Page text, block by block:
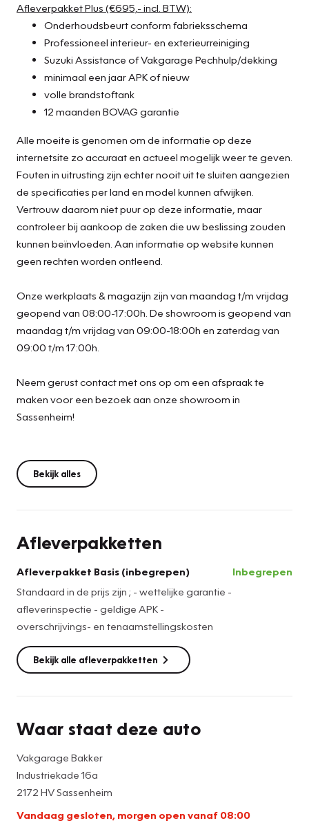
tijdens de rit ook de belangrijkste verkeersborden
aangegeven, die de auto automatisch voor u leest.
Onbedoeld buiten de rijstrook raken wordt voorkomen
door het Lane-keeping systeem. Op een kop-
staartbotsing zit niemand te wachten. Daarom is de
forward collision warning onderweg constant alert en
berekent via een sensor de veilige afstand tot voorliggers.
De veiligheid van deze auto wordt verder verhoogd door
dodehoekdetectie, hill hold functie, brake assist,
vermoeidheidsherkenning en
bandenspanningcontrolesysteem.
Lijkt deze Suzuki u wat? Neem dan nu contact op voor een
afspraak of een proefrit!
gespecialiseerd in de verkoop, onderhoud en reparatie van
nieuwe- en gebruikte auto's. Al méér dan 40 jaar een
begrip voor de regio Duin-en Bollenstreek. Wij zijn
aangesloten als Vakgarage (E-mobility) en als officieel
diensten en onderdelen voor deze merken aan te bieden.
Wij kunnen u een breed scala aan diensten, waaronder het
kopen van voertuigen, het bieden van
vakkundige monteurs zorgen ervoor dat uw auto in
topconditie blijft en bieden persoonlijke aandacht en de
De zekerheden van Auto Bakker:
Afleverpakket Plus (€695,- incl. BTW):
Onderhoudsbeurt conform fabrieksschema
Professioneel interieur- en exterieurreiniging
Suzuki Assistance of Vakgarage Pechhulp/dekking
minimaal een jaar APK of nieuw
volle brandstoftank
12 maanden BOVAG garantie
Alle moeite is genomen om de informatie op deze
internetsite zo accuraat en actueel mogelijk weer te geven.
Fouten in uitrusting zijn echter nooit uit te sluiten aangezien
de specificaties per land en model kunnen afwijken.
Vertrouw daarom niet puur op deze informatie, maar
controleer bij aankoop de zaken die uw beslissing zouden
kunnen beïnvloeden. Aan informatie op website kunnen
geen rechten worden ontleend.
Onze werkplaats & magazijn zijn van maandag t/m vrijdag
geopend van 08:00-17:00h. De showroom is geopend van
maandag t/m vrijdag van 09:00-18:00h en zaterdag van
09:00 t/m 17:00h.
Neem gerust contact met ons op om een afspraak te
maken voor een bezoek aan onze showroom in
Sassenheim!
Bekijk alles
Afleverpakketten
Afleverpakket Basis (inbegrepen)
Standaard in de prijs zijn ; - wettelijke garantie -
afleverinspectie - geldige APK -
overschrijvings- en tenaamstellingskosten
Inbegrepen
Bekijk alle afleverpakketten
Waar staat deze auto
Vakgarage Bakker
Industriekade 16a
2172 HV Sassenheim
Vandaag gesloten, morgen open vanaf 08:00